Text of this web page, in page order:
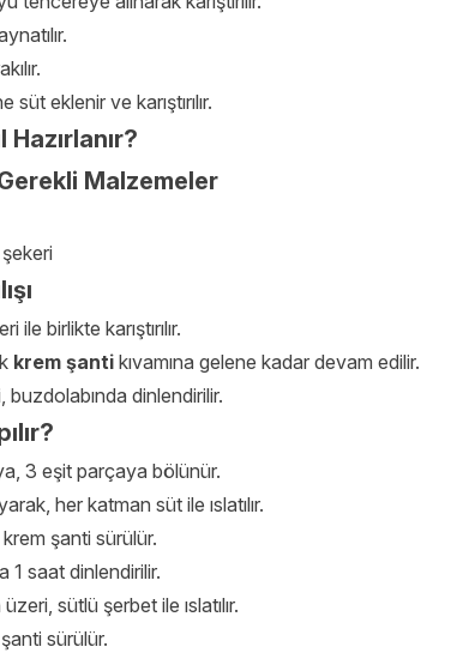
eklenir ve karıştırılır.
Hazırlanır?
Malzemeler
ile birlikte karıştırılır.
krem şanti kıvamına gelene kadar devam edilir.
buzdolabında dinlendirilir.
3 eşit parçaya bölünür.
her katman süt ile ıslatılır.
şanti sürülür.
1 saat dinlendirilir.
sütlü şerbet ile ıslatılır.
sürülür.